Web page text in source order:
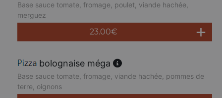
Base sauce tomate, fromage, poulet, viande hachée,
merguez
23.00€
bolognaise méga
Base sauce tomate, fromage, viande hachée, pommes de
terre, oignons